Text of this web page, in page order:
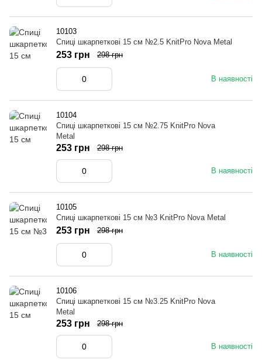
10103
Спиці шкарпеткові 15 см №2.5 KnitPro Nova Metal
В наявності
253 грн 298 грн
10104
Спиці шкарпеткові 15 см №2.75 KnitPro Nova
Metal
В наявності
253 грн 298 грн
10105
Спиці шкарпеткові 15 см №3 KnitPro Nova Metal
В наявності
253 грн 298 грн
10106
Спиці шкарпеткові 15 см №3.25 KnitPro Nova
Metal
В наявності
253 грн 298 грн